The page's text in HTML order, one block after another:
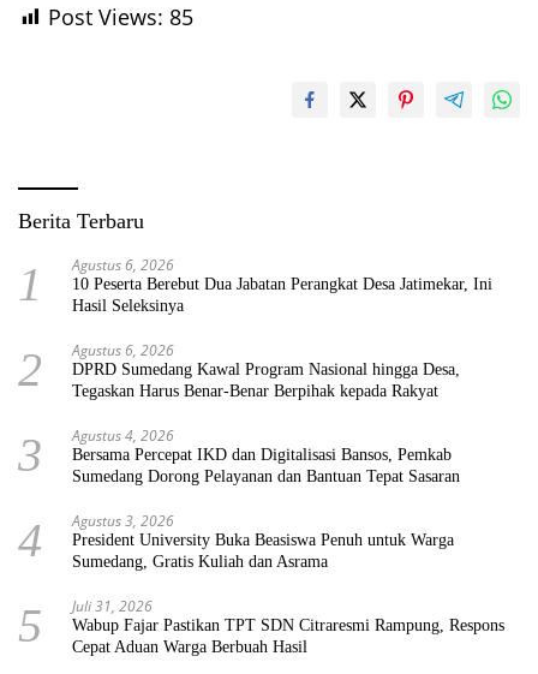
Post Views: 85
Berita Terbaru
1 Agustus 6, 2026
10 Peserta Berebut Dua Jabatan Perangkat Desa Jatimekar, Ini
Hasil Seleksinya
2 Agustus 6, 2026
DPRD Sumedang Kawal Program Nasional hingga Desa,
Tegaskan Harus Benar-Benar Berpihak kepada Rakyat
3 Agustus 4, 2026
Bersama Percepat IKD dan Digitalisasi Bansos, Pemkab
Sumedang Dorong Pelayanan dan Bantuan Tepat Sasaran
4 Agustus 3, 2026
President University Buka Beasiswa Penuh untuk Warga
Sumedang, Gratis Kuliah dan Asrama
5 Juli 31, 2026
Wabup Fajar Pastikan TPT SDN Citraresmi Rampung, Respons
Cepat Aduan Warga Berbuah Hasil